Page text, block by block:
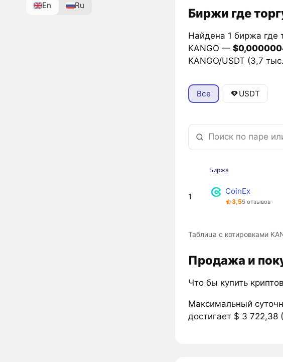
En Ru
Биржи где
Найдена 1 биржа где
KANGO —
KANGO/USDT (3,7
Все USDT
Биржа
1
CoinEx
3,55 отзывов
Таблица с котировками
Продажа и
Что бы купить
Максимальный
достигает $ 3